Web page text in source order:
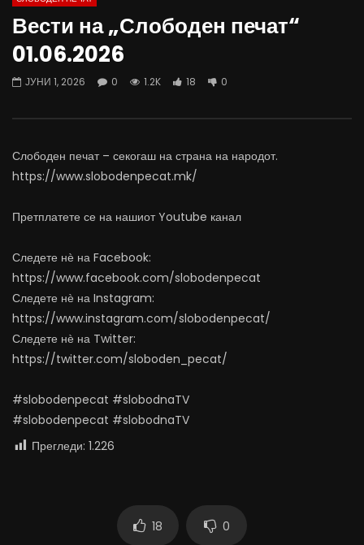
најевтини – каде пазаруваат
АВГУСТ 5, 2026
0
5.5K 77
Вести на „Слободен печат“
01.06.2026
ЈУНИ 1, 2026 0 1.2K 18 0
Слободен печат – секогаш на страна на народот.
https://www.slobodenpecat.mk/
Претплатете се на нашиот Youtube канал
Следете нѐ на Facebook:
https://www.facebook.com/slobodenpecat
Следете нѐ на Instagram:
https://www.instagram.com/slobodenpecat/
Следете нѐ на Twitter:
https://twitter.com/sloboden_pecat/
#slobodenpecat #slobodnaTV
#slobodenpecat #slobodnaTV
Прегледи: 1.226
18 0